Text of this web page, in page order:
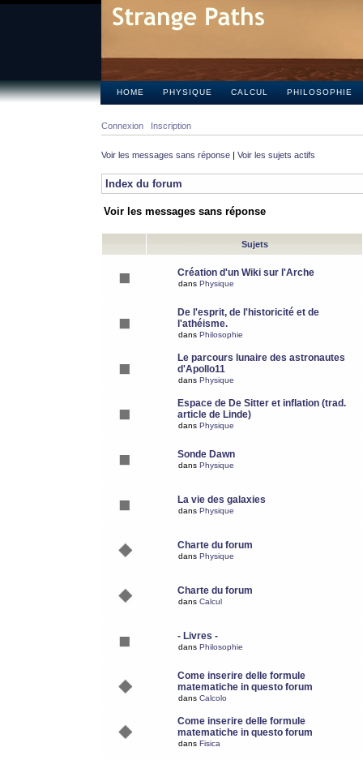
HOME PHYSIQUE CALCUL PHILOSOPHIE
Connexion Inscription
Voir les messages sans réponse | Voir les sujets actifs
Index du forum
Voir les messages sans réponse
Sujets
Création d'un Wiki sur l'Arche
dans Physique
De l'esprit, de l'historicité et de
l'athéisme.
dans Philosophie
Le parcours lunaire des astronautes
d'Apollo11
dans Physique
Espace de De Sitter et inflation (trad.
article de Linde)
dans Physique
Sonde Dawn
dans Physique
La vie des galaxies
dans Physique
Charte du forum
dans Physique
Charte du forum
dans Calcul
- Livres -
dans Philosophie
Come inserire delle formule
matematiche in questo forum
dans Calcolo
Come inserire delle formule
matematiche in questo forum
dans Fisica